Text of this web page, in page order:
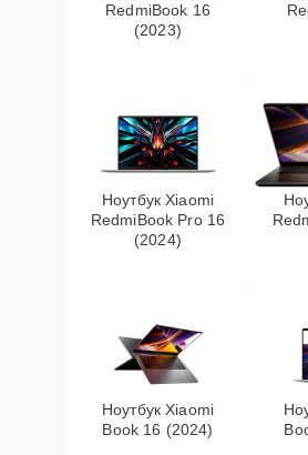
RedmiBook 16
(2023)
Ноутбук Xiaomi
RedmiBook Pro 16
(2024)
Ноутбук Xiaomi
Book 16 (2024)